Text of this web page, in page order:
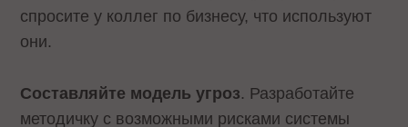
спросите у коллег по бизнесу, что используют
они.
Составляйте модель угроз. Разработайте
методичку с возможными рисками системы